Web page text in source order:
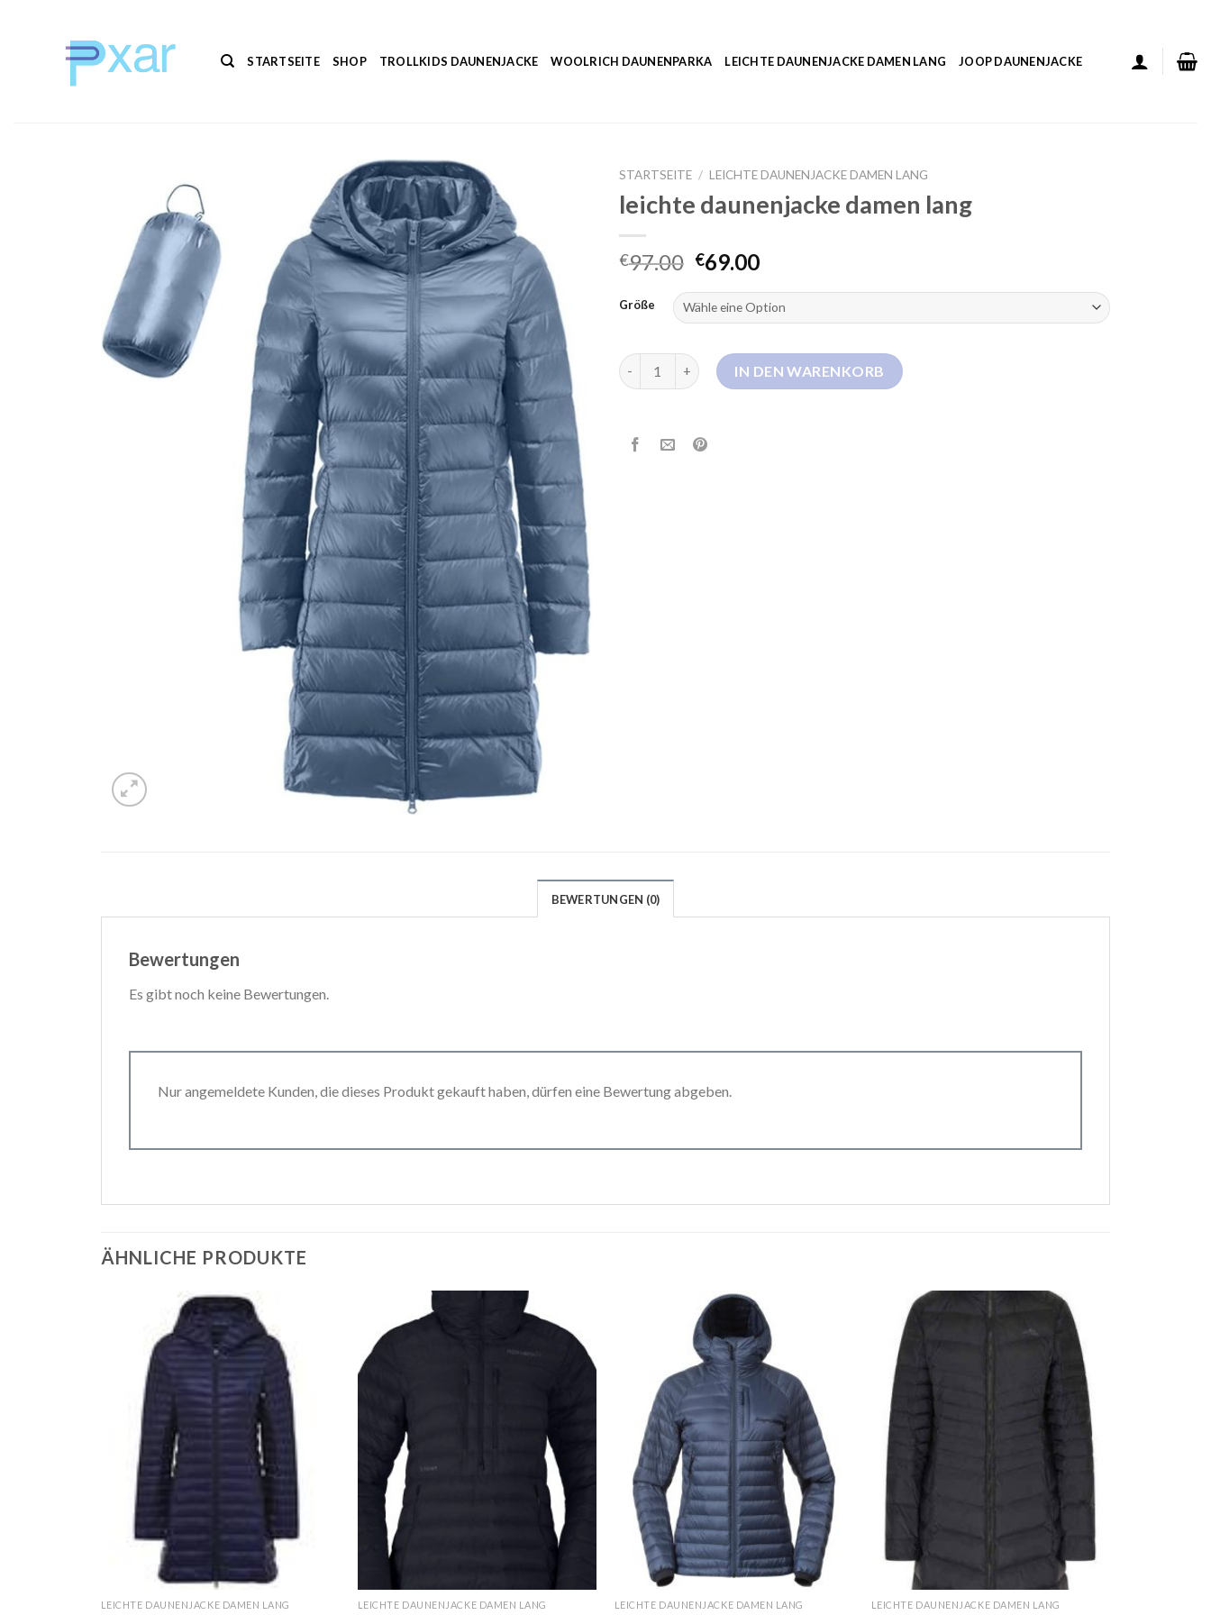
STARTSEITE SHOP TROLLKIDS DAUNENJACKE WOOLRICH DAUNENPARKA LEICHTE DAUNENJACKE DAMEN LANG JOOP DAUNENJACKE
STARTSEITE / LEICHTE DAUNENJACKE DAMEN LANG
leichte daunenjacke damen lang
€97.00 €69.00
Größe
leichte daunenjacke damen lang Menge
IN DEN WARENKORB
BEWERTUNGEN (0)
Bewertungen
Es gibt noch keine Bewertungen.
Nur angemeldete Kunden, die dieses Produkt gekauft haben, dürfen eine Bewertung abgeben.
ÄHNLICHE PRODUKTE
LEICHTE DAUNENJACKE DAMEN LANG LEICHTE DAUNENJACKE DAMEN LANG LEICHTE DAUNENJACKE DAMEN LANG LEICHTE DAUNENJACKE DAMEN LANG